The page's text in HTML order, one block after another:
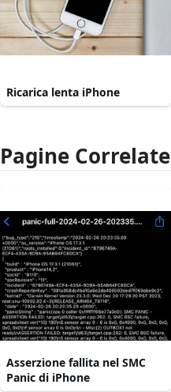
Ricarica lenta iPhone
Pagine Correlate
Asserzione fallita nel SMC
Panic di iPhone